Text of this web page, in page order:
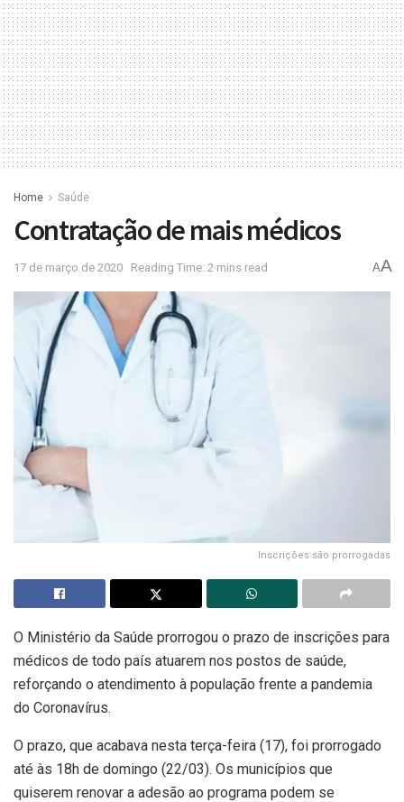
Home Saúde
Contratação de mais médicos
17 de março de 2020 Reading Time: 2 mins read AA
Inscrições são prorrogadas
O Ministério da Saúde prorrogou o prazo de inscrições para
médicos de todo país atuarem nos postos de saúde,
reforçando o atendimento à população frente a pandemia
do Coronavírus.
O prazo, que acabava nesta terça-feira (17), foi prorrogado
até às 18h de domingo (22/03). Os municípios que
quiserem renovar a adesão ao programa podem se